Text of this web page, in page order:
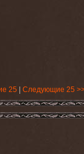
25 Следующие 25